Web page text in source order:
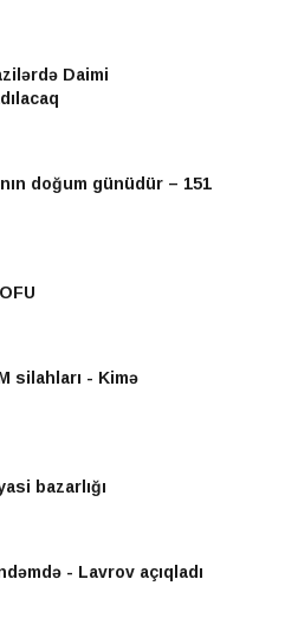
Daimi
doğum günüdür – 151
silahları - Kimə
bazarlığı
- Lavrov açıqladı